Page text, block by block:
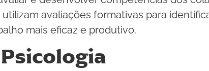
avaliações formativas para
mais eficaz e produtivo.